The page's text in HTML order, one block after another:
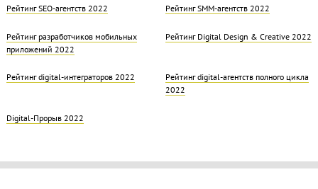
Рейтинг SEO-агентств 2022 Рейтинг SMM-агентств 2022
Рейтинг разработчиков мобильных
приложений 2022
Рейтинг Digital Design & Creative 2022
Рейтинг digital-интеграторов 2022
Рейтинг digital-агентств полного цикла
2022
Digital-Прорыв 2022